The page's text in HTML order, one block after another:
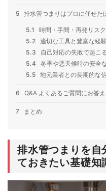
5 排水管つまりはプロに任せた
5.1
時間・手間・再発リス
5.2 適切な工具と豊富な経
5.3
自己対応の失敗で起こ
5.4
冬季や悪天候時の安全
5.5 地元業者との長期的な
6 Q&A よくあるご質問にお答
7 まとめ
排水管つまりを自
ておきたい基礎知